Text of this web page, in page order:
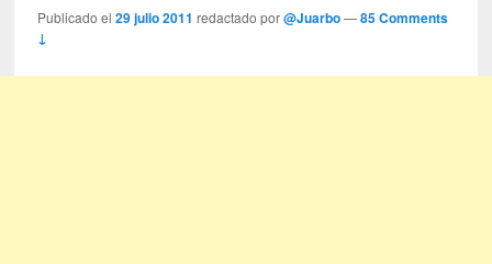
Publicado el29 julio 2011 redactado por@Juarbo —85 Comments
↓